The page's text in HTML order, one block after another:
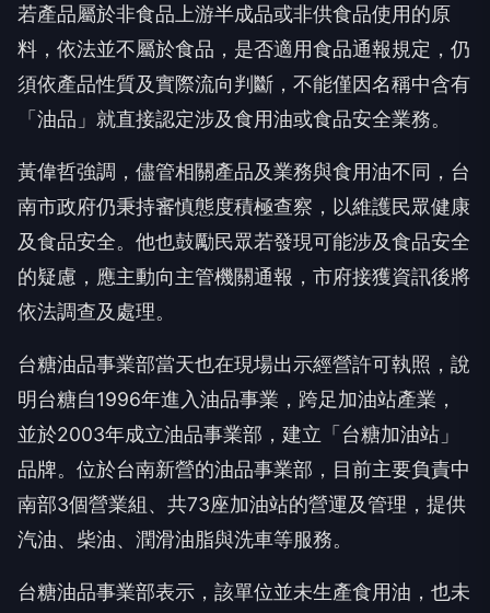
若產品屬於非食品上游半成品或非供食品使用的原
料，依法並不屬於食品，是否適用食品通報規定，仍
須依產品性質及實際流向判斷，不能僅因名稱中含有
「油品」就直接認定涉及食用油或食品安全業務。
黃偉哲強調，儘管相關產品及業務與食用油不同，台
南市政府仍秉持審慎態度積極查察，以維護民眾健康
及食品安全。他也鼓勵民眾若發現可能涉及食品安全
的疑慮，應主動向主管機關通報，市府接獲資訊後將
依法調查及處理。
台糖油品事業部當天也在現場出示經營許可執照，說
明台糖自1996年進入油品事業，跨足加油站產業，
並於2003年成立油品事業部，建立「台糖加油站」
品牌。位於台南新營的油品事業部，目前主要負責中
南部3個營業組、共73座加油站的營運及管理，提供
汽油、柴油、潤滑油脂與洗車等服務。
台糖油品事業部表示，該單位並未生產食用油，也未